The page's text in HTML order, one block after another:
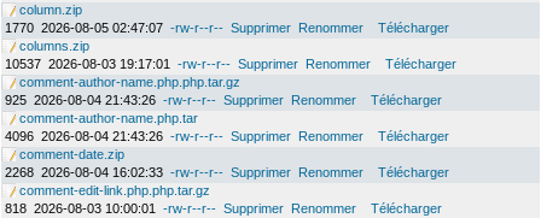
column.zip
1770 2026-08-05 02:47:07 -rw-r--r-- Supprimer Renommer
Télécharger
columns.zip
10537 2026-08-03 19:17:01 -rw-r--r-- Supprimer Renommer
Télécharger
comment-author-name.php.php.tar.gz
925 2026-08-04 21:43:26 -rw-r--r-- Supprimer Renommer
Télécharger
comment-author-name.php.tar
4096 2026-08-04 21:43:26 -rw-r--r-- Supprimer Renommer
Télécharger
comment-date.zip
2268 2026-08-04 16:02:33 -rw-r--r-- Supprimer Renommer
Télécharger
comment-edit-link.php.php.tar.gz
818 2026-08-03 10:00:01 -rw-r--r-- Supprimer Renommer
Télécharger